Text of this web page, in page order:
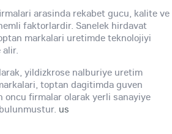
arasinda rekabet gucu, kalite ve
faktorlardir. Sanelek hirdavat
markalari uretimde teknolojiyi
alir.
yildizkrose nalburiye uretim
toptan dagitimda guven
oncu firmalar olarak yerli sanayiye
us